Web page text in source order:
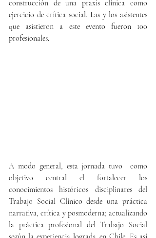
construcción de una praxis clínica como
ejercicio de crítica social. Las y los asistentes
que asistieron a este evento fueron 100
profesionales.
A modo general, esta jornada tuvo  como
objetivo central el fortalecer los
conocimientos históricos disciplinares del
Trabajo Social Clínico desde una práctica
narrativa, crítica y posmoderna; actualizando
la práctica profesional del Trabajo Social